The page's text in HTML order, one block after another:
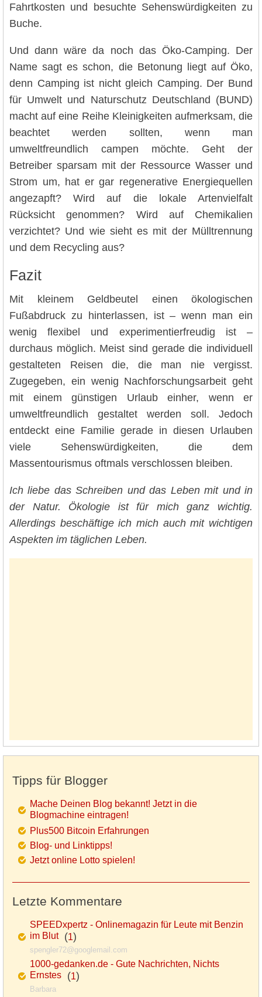
Fahrtkosten und besuchte Sehenswürdigkeiten zu
Buche.
Und dann wäre da noch das Öko-Camping. Der
Name sagt es schon, die Betonung liegt auf Öko,
denn Camping ist nicht gleich Camping. Der Bund
für Umwelt und Naturschutz Deutschland (BUND)
macht auf eine Reihe Kleinigkeiten aufmerksam, die
beachtet werden sollten, wenn man
umweltfreundlich campen möchte. Geht der
Betreiber sparsam mit der Ressource Wasser und
Strom um, hat er gar regenerative Energiequellen
angezapft? Wird auf die lokale Artenvielfalt
Rücksicht genommen? Wird auf Chemikalien
verzichtet? Und wie sieht es mit der Mülltrennung
und dem Recycling aus?
Fazit
Mit kleinem Geldbeutel einen ökologischen
Fußabdruck zu hinterlassen, ist – wenn man ein
wenig flexibel und experimentierfreudig ist –
durchaus möglich. Meist sind gerade die individuell
gestalteten Reisen die, die man nie vergisst.
Zugegeben, ein wenig Nachforschungsarbeit geht
mit einem günstigen Urlaub einher, wenn er
umweltfreundlich gestaltet werden soll. Jedoch
entdeckt eine Familie gerade in diesen Urlauben
viele Sehenswürdigkeiten, die dem
Massentourismus oftmals verschlossen bleiben.
Ich liebe das Schreiben und das Leben mit und in
der Natur. Ökologie ist für mich ganz wichtig.
Allerdings beschäftige ich mich auch mit wichtigen
Aspekten im täglichen Leben.
Tipps für Blogger
Mache Deinen Blog bekannt! Jetzt in die
Blogmachine eintragen!
Plus500 Bitcoin Erfahrungen
Blog- und Linktipps!
Jetzt online Lotto spielen!
Letzte Kommentare
SPEEDxpertz - Onlinemagazin für Leute mit Benzin
im Blut(1)
spengler72@googlemail.com
1000-gedanken.de - Gute Nachrichten, Nichts
Ernstes (1)
Barbara